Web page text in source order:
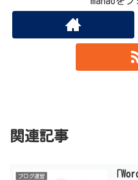
関連記事
ブログ運営
「